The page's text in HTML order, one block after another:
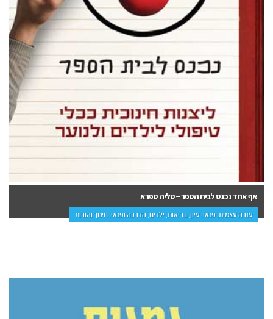
אף אחד נכנס לבית הספר – טליה ספרא
עזרה עצמית, פנאי, עיון, בריאות, ילדים, הדרכה ופנאי, חינוך והורות